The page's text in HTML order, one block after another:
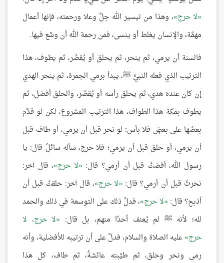
لا حرج ، وهذا من تيسير الله جلَّ وعلا ورحمته، فإنها أعمال
مهمَّة، والإنسان يغلط أو ينسى، فمن رحمة الله أن وسَّع فيها.
فالسنة أن يرمي، ثم ينحر، ثم يحلق أو يُقصِّر، ثم يطوف، هذا
الترتيب الذي فعله النبيُّ ﷺ، يبدأ برمي الجمرة، ثم ينحر الهدي
إن كان عنده هدي، ثم يحلق رأسه أو يُقصِّر، والحلق أفضل، ثم
يطوف بمكة هذا الطواف، هذا الترتيب المشروع، لكن لو قدَّم
بعضَها على بعضٍ فلا بأس: لو نحر قبل أن يرمي، أو طاف قبل
أن يرمي، أو حلق قبل أن يرمي؛ فلا حرج، سأله سائلٌ قال: يا
رسول الله، أفضتُ قبل أن أرمي؟ قال: لا حرج ، قال آخر:
نحرتُ قبل أن أرمي؟ قال: لا حرج ، قال آخر: حلقتُ قبل أن
أذبح؟ قال: لا حرج ، فدلَّ ذلك على التوسعة في ذلك والحمد
لله؛ لأنه ﷺ لم يُعنف أحدًا منهم، بل قال:
لا حرج، لا
حرج عليه الصلاة والسلام، فدلَّ على أن ترتيبه للأفضلية، وأنه
رمى ونحر وحلق، ثم طيَّبته عائشةُ، ثم طاف، كل هذا